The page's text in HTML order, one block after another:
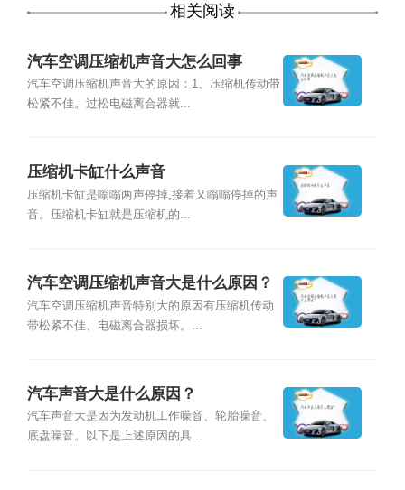
相关阅读
汽车空调压缩机声音大怎么回事
汽车空调压缩机声音大的原因：1、压缩机传动带
松紧不佳。过松电磁离合器就...
压缩机卡缸什么声音
压缩机卡缸是嗡嗡两声停掉,接着又嗡嗡停掉的声
音。压缩机卡缸就是压缩机的...
汽车空调压缩机声音大是什么原因？
汽车空调压缩机声音特别大的原因有压缩机传动
带松紧不佳、电磁离合器损坏。...
汽车声音大是什么原因？
汽车声音大是因为发动机工作噪音、轮胎噪音、
底盘噪音。以下是上述原因的具...